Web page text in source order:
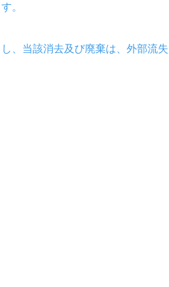
。
、当該消去及び廃棄は、外部流失